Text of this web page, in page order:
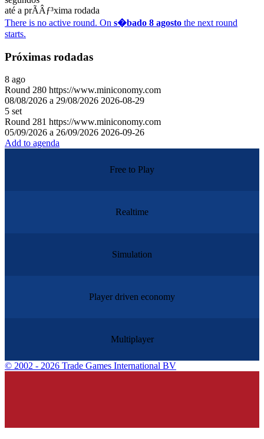
até a prÃÂƒ³xima rodada
There is no active round. On s�bado 8 agosto the next round
starts.
Próximas rodadas
8 ago
Round 280 https://www.miniconomy.com
08/08/2026 a 29/08/2026 2026-08-29
5 set
Round 281 https://www.miniconomy.com
05/09/2026 a 26/09/2026 2026-09-26
Add to agenda
Free to Play
Realtime
Simulation
Player driven economy
Multiplayer
© 2002 - 2026 Trade Games International BV